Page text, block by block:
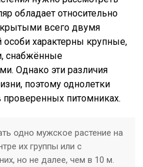
обладает относительно
всего двумя
характерны крупные,
снабжённые
Однако эти различия
поэтому однолетки
питомниках.
одно мужское растение на
их группы или с
но не далее, чем в 10 м.